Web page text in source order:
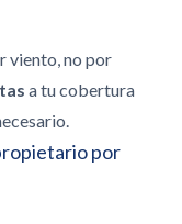
viento, no por
a tu cobertura
por